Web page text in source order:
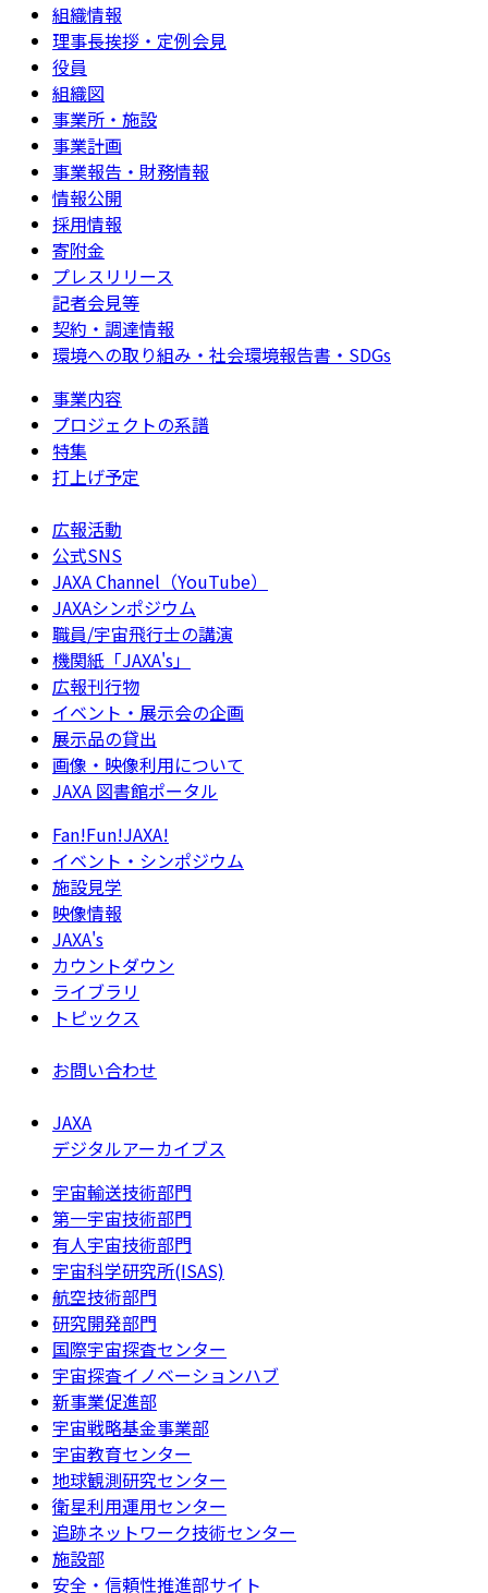
組織情報
理事長挨拶・定例会見
役員
組織図
事業所・施設
事業計画
事業報告・財務情報
情報公開
採用情報
寄附金
プレスリリース
記者会見等
契約・調達情報
環境への取り組み・社会環境報告書・SDGs
事業内容
プロジェクトの系譜
特集
打上げ予定
広報活動
公式SNS
JAXA Channel（YouTube）
JAXAシンポジウム
職員/宇宙飛行士の講演
機関紙「JAXA's」
広報刊行物
イベント・展示会の企画
展示品の貸出
画像・映像利用について
JAXA 図書館ポータル
Fan!Fun!JAXA!
イベント・シンポジウム
施設見学
映像情報
JAXA's
カウントダウン
ライブラリ
トピックス
お問い合わせ
JAXA
デジタルアーカイブス
宇宙輸送技術部門
第一宇宙技術部門
有人宇宙技術部門
宇宙科学研究所(ISAS)
航空技術部門
研究開発部門
国際宇宙探査センター
宇宙探査イノベーションハブ
新事業促進部
宇宙戦略基金事業部
宇宙教育センター
地球観測研究センター
衛星利用運用センター
追跡ネットワーク技術センター
施設部
安全・信頼性推進部サイト